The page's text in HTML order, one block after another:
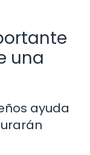
una
ayuda